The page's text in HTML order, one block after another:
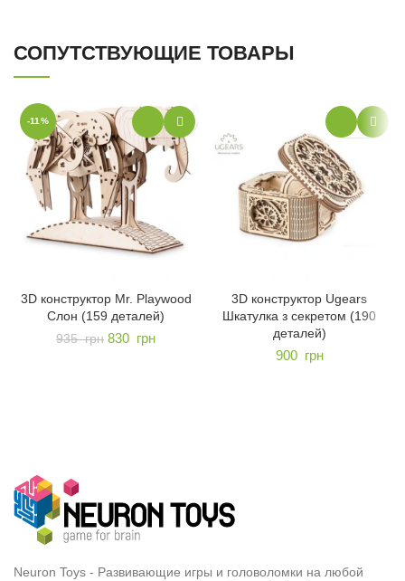
СОПУТСТВУЮЩИЕ ТОВАРЫ
-11%
3D конструктор Mr. Playwood
Слон (159 деталей)
935грн 830 грн
3D конструктор Ugears
Шкатулка з секретом (190
деталей)
900 грн
Neuron Toys - Развивающие игры и головоломки на любой